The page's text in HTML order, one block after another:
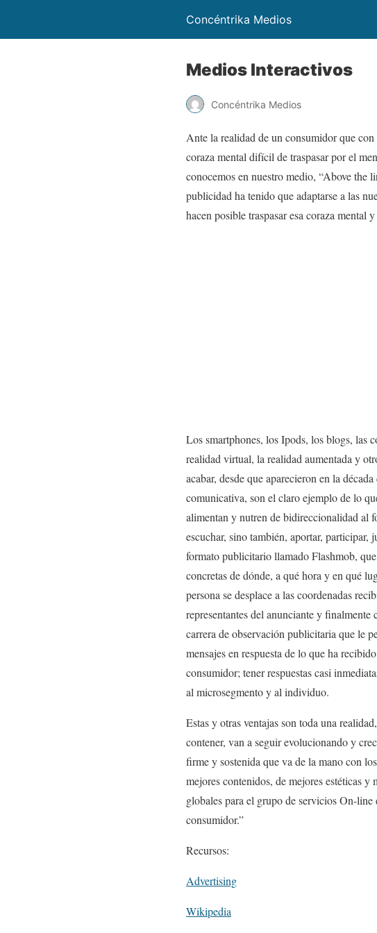
Concéntrika Medios
Medios Interactivos
Concéntrika Medios
Ante la realidad de un consumidor que
coraza mental difícil de traspasar por el
conocemos en nuestro medio, “Above the
publicidad ha tenido que adaptarse a las
hacen posible traspasar esa coraza mental
Los smartphones, los Ipods, los blogs, las
realidad virtual, la realidad aumentada y
acabar, desde que aparecieron en la
comunicativa, son el claro ejemplo de lo
alimentan y nutren de bidireccionalidad al
escuchar, sino también, aportar,
formato publicitario llamado Flashmob,
concretas de dónde, a qué hora y en qué
persona se desplace a las coordenadas
representantes del anunciante y
carrera de observación publicitaria que le
mensajes en respuesta de lo que ha
consumidor; tener respuestas casi
al microsegmento y al individuo.
Estas y otras ventajas son toda una
contener, van a seguir evolucionando y
firme y sostenida que va de la mano con
mejores contenidos, de mejores estéticas
globales para el grupo de servicios On-
consumidor.”
Recursos:
Advertising
Wikipedia